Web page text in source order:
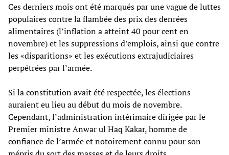
Ces derniers mois ont été marqués par une vague de luttes
populaires contre la flambée des prix des denrées
alimentaires (l’inflation a atteint 40 pour cent en
novembre) et les suppressions d’emplois, ainsi que contre
les «disparitions» et les exécutions extrajudiciaires
perpétrées par l’armée.
Si la constitution avait été respectée, les élections
auraient eu lieu au début du mois de novembre.
Cependant, l’administration intérimaire dirigée par le
Premier ministre Anwar ul Haq Kakar, homme de
confiance de l’armée et notoirement connu pour son